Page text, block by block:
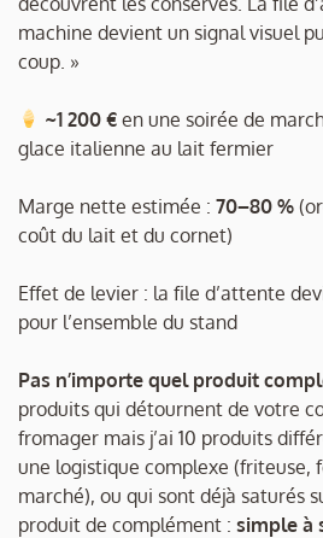
machine devient un signal visuel
coup. »
~1 200 € en une soirée de
glace italienne au lait fermier
Marge nette estimée : 70–80 %
coût du lait et du cornet)
Effet de levier : la file d’attente
pour l’ensemble du stand
Pas n’importe quel produit
produits qui détournent de votre
fromager mais j’ai 10 produits
une logistique complexe (friteuse,
marché), ou qui sont déjà saturés
produit de complément : simple à